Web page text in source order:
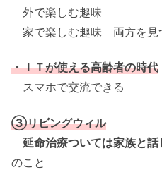
外で楽しむ趣味
家で楽しむ趣味 両方を見
・ＩＴが使える高齢者の時代
スマホで交流できる
③リビングウィル
延命治療ついては家族と
のこと